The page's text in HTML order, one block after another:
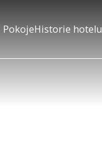
PokojeHistorie hotelu